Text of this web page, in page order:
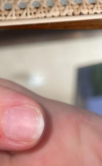
नुकसान
की प्रक्रिया में
जाता है, जिससे वे
हैं।